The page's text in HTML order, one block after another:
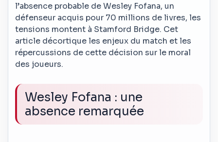
l’absence probable de Wesley Fofana, un
défenseur acquis pour 70 millions de livres, les
tensions montent à Stamford Bridge. Cet
article décortique les enjeux du match et les
répercussions de cette décision sur le moral
des joueurs.
Wesley Fofana : une
absence remarquée